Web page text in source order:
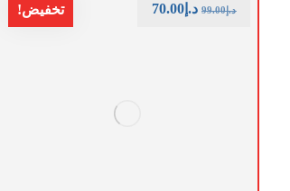
تخفيض! د.إ99.00 د.إ 70.00